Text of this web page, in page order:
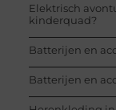
Elektrisch
kinderquad?
Batterijen en
Batterijen en